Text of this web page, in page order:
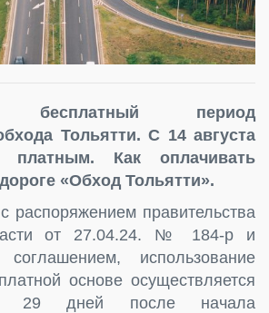
бесплатный период
Тольятти. С 14 августа
платным. Как оплачивать
«Обход Тольятти».
распоряжением правительства
от 27.04.24. № 184-р и
соглашением, использование
основе осуществляется
29 дней после начала